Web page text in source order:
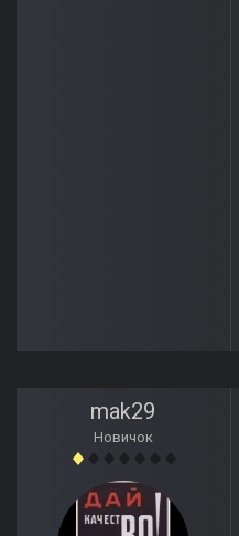
mak29
Новичок